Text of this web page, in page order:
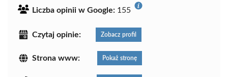
Liczba opinii w Google: 155
Czytaj opinie: Zobacz profil
Strona www: Pokaż stronę